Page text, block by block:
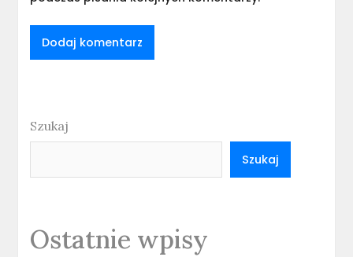
Szukaj
Szukaj
Ostatnie wpisy